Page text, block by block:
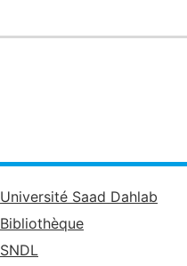
Université Saad Dahlab
Bibliothèque
SNDL